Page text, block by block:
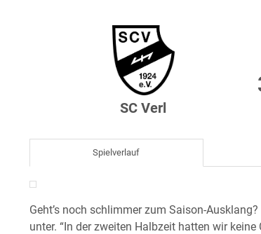
SC Verl
Spielverlauf
Geht’s noch schlimmer zum Saison-
unter. “In der zweiten Halbzeit hatten wir